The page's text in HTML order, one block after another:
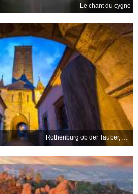
Le chant du cygne
Rothenburg ob der Tauber, Bavière, Allemagne